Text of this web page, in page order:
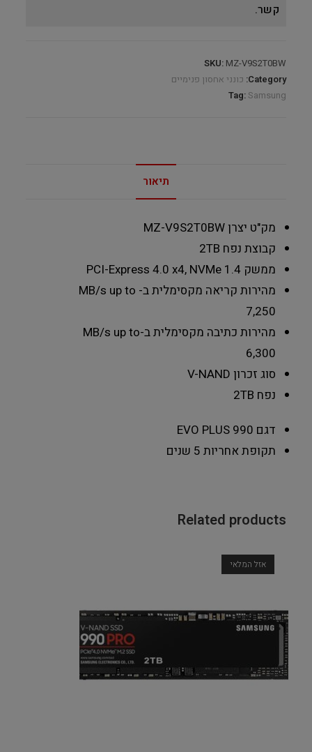
קשר.
SKU: MZ-V9S2T0BW
Category: כונני אחסון פנימיים
Tag: Samsung
תיאור
מק"ט יצרןMZ-V9S2T0BW
קבוצת נפח 2TB
ממשקPCI-Express 4.0 x4, NVMe 1.4
מהירות קריאה מקסימלית ב- MB/s up to
7,250
מהירות כתיבה מקסימלית ב-MB/sup to
6,300
סוג זכרון V-NAND
נפח 2TB
דגם 990 EVO PLUS
תקופת אחריות 5 שנים
Related products
אזל המלאי